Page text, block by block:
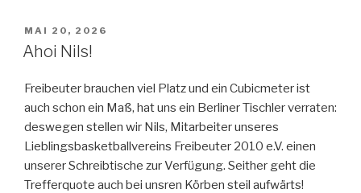
VERÖFFENTLICHT
AM
MAI 20, 2026
Ahoi Nils!
Freibeuter brauchen viel Platz und ein Cubicmeter ist
auch schon ein Maß, hat uns ein Berliner Tischler verraten:
deswegen stellen wir Nils, Mitarbeiter unseres
Lieblingsbasketballvereins Freibeuter 2010 e.V. einen
unserer Schreibtische zur Verfügung. Seither geht die
Trefferquote auch bei unsren Körben steil aufwärts!